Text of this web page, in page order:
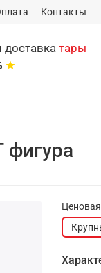
Контакты
доставка тары
уточняйте у вашего
можно